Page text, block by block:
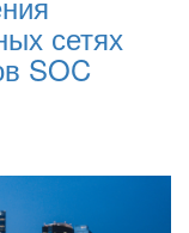
сетях
SOC